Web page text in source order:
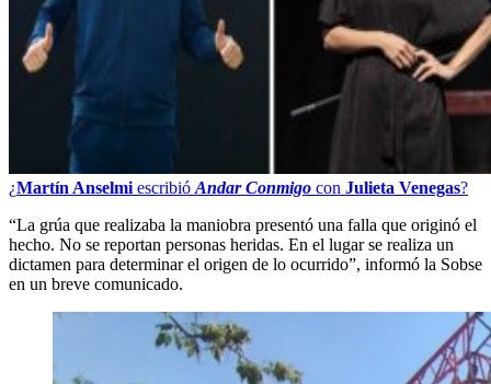
¿Martín Anselmi escribió Andar Conmigo con Julieta Venegas?
“La grúa que realizaba la maniobra presentó una falla que originó el
hecho. No se reportan personas heridas. En el lugar se realiza un
dictamen para determinar el origen de lo ocurrido”, informó la Sobse
en un breve comunicado.